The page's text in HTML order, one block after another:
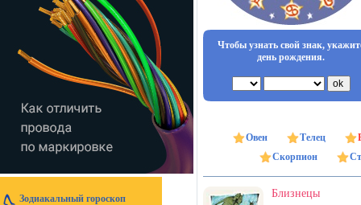
Зодиакальный гороскоп
Чтобы узнать свой знак,
день рождения.
Овен Телец
Скорпион
Близнецы